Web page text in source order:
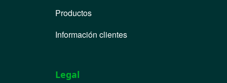
Productos
Información clientes
Legal